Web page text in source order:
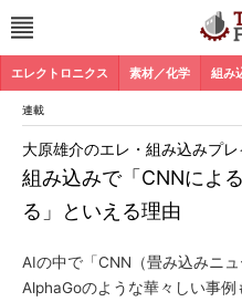
エレクトロニクス 素材／化学 組み
連載
組み込みで「CNNによ
る」といえる理由
大原雄介のエレ・組み込みプレ
AIの中で「CNN（畳み込みニ
AlphaGoのような華々しい事